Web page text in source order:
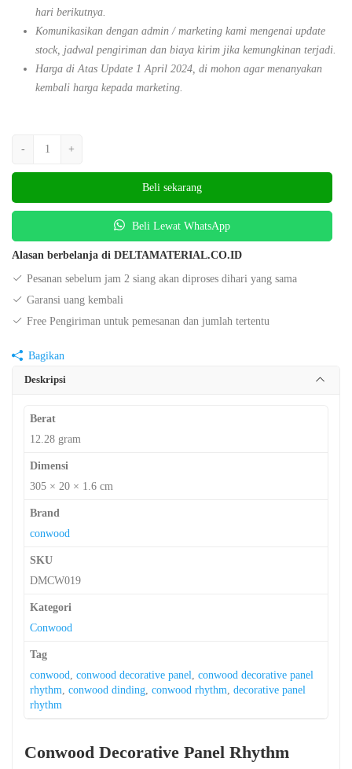
hari berikutnya.
Komunikasikan dengan admin / marketing kami mengenai update
stock, jadwal pengiriman dan biaya kirim jika kemungkinan terjadi.
Harga di Atas Update 1 April 2024, di mohon agar menanyakan
kembali harga kepada marketing.
- +
Beli sekarang
Beli Lewat WhatsApp
Alasan berbelanja di DELTAMATERIAL.CO.ID
Pesanan sebelum jam 2 siang akan diproses dihari yang sama
Garansi uang kembali
Free Pengiriman untuk pemesanan dan jumlah tertentu
Bagikan
Deskripsi
Berat
12.28 gram
Dimensi
305 × 20 × 1.6 cm
Brand
conwood
SKU
DMCW019
Kategori
Conwood
Tag
conwood, conwood decorative panel, conwood decorative panel
rhythm, conwood dinding, conwood rhythm, decorative panel
rhythm
Conwood Decorative Panel Rhythm